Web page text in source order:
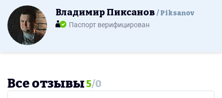
Владимир Пиксанов Piksanov
Паспорт верифицирован
Все отзывы5/0